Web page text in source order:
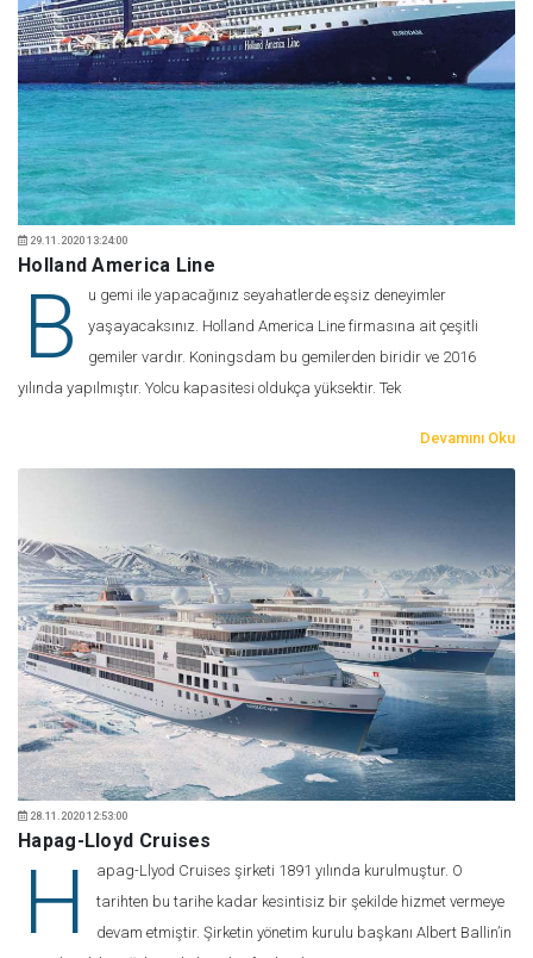
29.11.2020 13:24:00
Holland America Line
B
u gemi ile yapacağınız seyahatlerde eşsiz deneyimler
yaşayacaksınız. Holland America Line firmasına ait çeşitli
gemiler vardır. Koningsdam bu gemilerden biridir ve 2016
yılında yapılmıştır. Yolcu kapasitesi oldukça yüksektir. Tek
Devamını Oku
28.11.2020 12:53:00
Hapag-Lloyd Cruises
H
apag-Llyod Cruises şirketi 1891 yılında kurulmuştur. O
tarihten bu tarihe kadar kesintisiz bir şekilde hizmet vermeye
devam etmiştir. Şirketin yönetim kurulu başkanı Albert Ballin’in